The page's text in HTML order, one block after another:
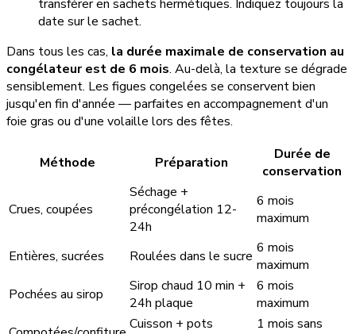
transférer en sachets hermétiques. Indiquez toujours la
date sur le sachet.
Dans tous les cas, la durée maximale de conservation au
congélateur est de 6 mois. Au-delà, la texture se dégrade
sensiblement. Les figues congelées se conservent bien
jusqu'en fin d'année — parfaites en accompagnement d'un
foie gras ou d'une volaille lors des fêtes.
Méthode Préparation
Durée de
conservation
Crues, coupées
Séchage +
précongélation 12-
24h
6 mois
maximum
Entières, sucrées Roulées dans le sucre 6 mois
maximum
Pochées au sirop
Sirop chaud 10 min +
24h plaque
6 mois
maximum
Cuisson + pots
1 mois sans